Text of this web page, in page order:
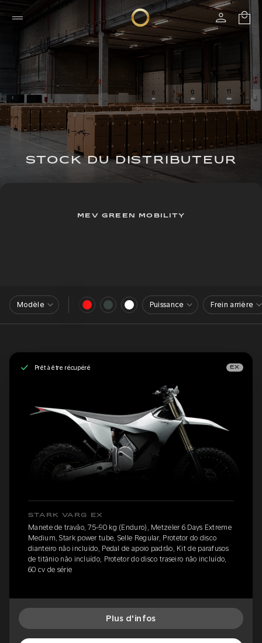
STOCK DU DISTRIBUTEUR
MEV GREEN MOBILITY
Modèle Puissance Frein arrière
Prêt à être récupéré EX
STARK VARG EX
Manete de travão, 75-90 kg (Enduro), Metzeler 6 Days Extreme
Medium, Stark power tube, Selle Regular, Protetor do disco
dianteiro não incluído, Pedal de apoio padrão, Kit de parafusos
de titânio não incluído, Protetor do disco traseiro não incluído,
60 cv de série
Plus d'infos